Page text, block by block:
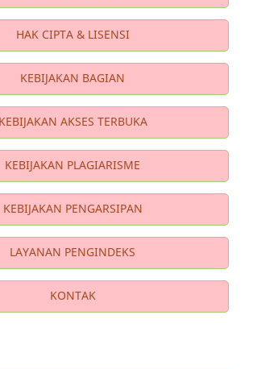
HAK CIPTA & LISENSI
KEBIJAKAN BAGIAN
KEBIJAKAN AKSES TERBUKA
KEBIJAKAN PLAGIARISME
KEBIJAKAN PENGARSIPAN
LAYANAN PENGINDEKS
KONTAK